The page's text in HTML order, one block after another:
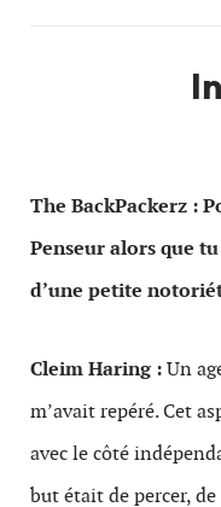
The BackPackerz :
Penseur alors que
d’une petite
Cleim Haring :Un
m’avait repéré. Cet
avec le côté
but était de percer,